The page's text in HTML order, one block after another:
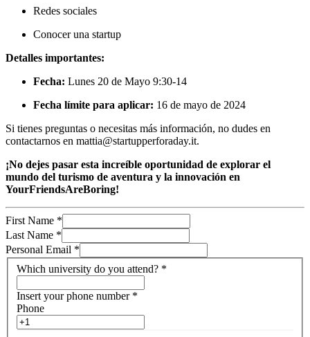
Redes sociales
Conocer una startup
Detalles importantes:
Fecha: Lunes 20 de Mayo 9:30-14
Fecha límite para aplicar: 16 de mayo de 2024
Si tienes preguntas o necesitas más información, no dudes en
contactarnos en mattia@startupperforaday.it.
¡No dejes pasar esta increíble oportunidad de explorar el
mundo del turismo de aventura y la innovación en
YourFriendsAreBoring!
First Name *
Last Name *
Personal Email *
Which university do you attend? *
Insert your phone number*
Phone